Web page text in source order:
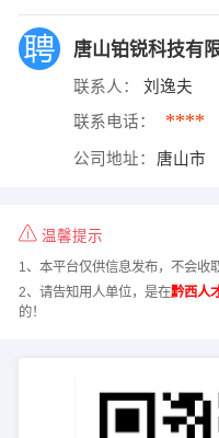
唐山铂锐科技有
联系人： 刘逸夫
联系电话： ****
公司地址： 唐山市
温馨提示
1、本平台仅供信息发布，不会收
2、请告知用人单位，是在黔西人
的！